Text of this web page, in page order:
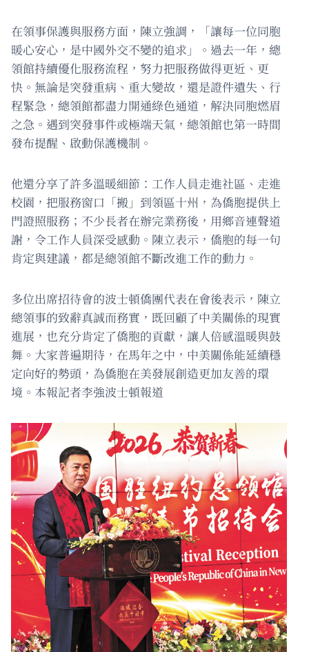
在領事保護與服務方面，陳立強調，「讓每一位同胞
暖心安心，是中國外交不變的追求」。過去一年，總
領館持續優化服務流程，努力把服務做得更近、更
快。無論是突發重病、重大變故，還是證件遺失、行
程緊急，總領館都盡力開通綠色通道，解決同胞燃眉
之急。遇到突發事件或極端天氣，總領館也第一時間
發布提醒、啟動保護機制。
他還分享了許多溫暖細節：工作人員走進社區、走進
校園，把服務窗口「搬」到領區十州，為僑胞提供上
門證照服務；不少長者在辦完業務後，用鄉音連聲道
謝，令工作人員深受感動。陳立表示，僑胞的每一句
肯定與建議，都是總領館不斷改進工作的動力。
多位出席招待會的波士頓僑團代表在會後表示，陳立
總領事的致辭真誠而務實，既回顧了中美關係的現實
進展，也充分肯定了僑胞的貢獻，讓人倍感溫暖與鼓
舞。大家普遍期待，在馬年之中，中美關係能延續穩
定向好的勢頭，為僑胞在美發展創造更加友善的環
境。本報記者李強波士頓報道